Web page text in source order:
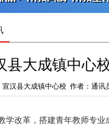
县大成镇中心
宣汉县大成镇中心校 作者：通讯
学改革，搭建青年教师专